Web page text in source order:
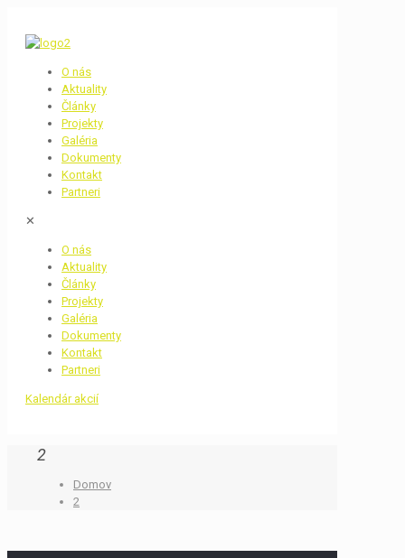
O nás
Aktuality
Články
Projekty
Galéria
Dokumenty
Kontakt
Partneri
✕
O nás
Aktuality
Články
Projekty
Galéria
Dokumenty
Kontakt
Partneri
Kalendár akcií
2
Domov
2